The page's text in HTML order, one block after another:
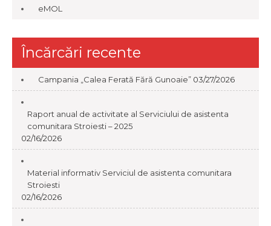
eMOL
Încărcări recente
Campania „Calea Ferată Fără Gunoaie” 03/27/2026
Raport anual de activitate al Serviciului de asistenta
comunitara Stroiesti – 2025
02/16/2026
Material informativ Serviciul de asistenta comunitara
Stroiesti
02/16/2026